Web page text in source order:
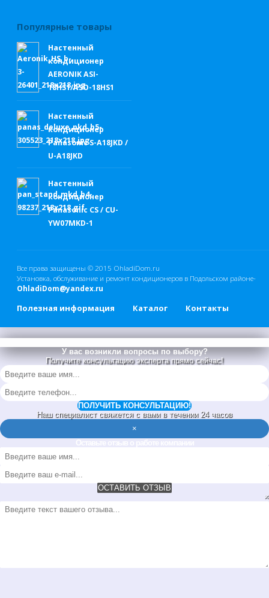
Популярные товары
Настенный
кондиционер
AERONIK ASI-
18HS1/ASO-18HS1
Настенный
кондиционер
Panasonic S-A18JKD /
U-A18JKD
Настенный
кондиционер
Panasonic CS / CU-
YW07MKD-1
Все права защищены © 2015 OhladiDom.ru
Установка, обслуживание и ремонт кондиционеров в Подольском районе-
OhladiDom@yandex.ru
Полезная информация Каталог Контакты
У вас возникли вопросы по выбору?
Получите консультацию эксперта прямо сейчас!
ПОЛУЧИТЬ КОНСУЛЬТАЦИЮ!
Наш специалист свяжется с вами в течении 24 часов
×
ОСТАВИТЬ ОТЗЫВ
×